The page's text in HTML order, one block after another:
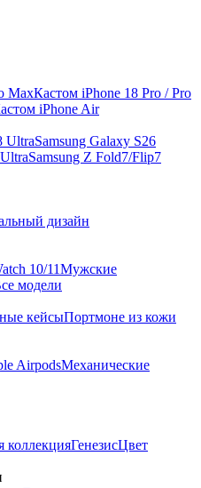
MaxКастом iPhone 18 Pro / Pro
iPhone Air
UltraSamsung Galaxy S26
Samsung Z Fold7/Flip7
дизайн
10/11Мужские
модели
кейсыПортмоне из кожи
AirpodsМеханические
коллекцияГенезисЦвет